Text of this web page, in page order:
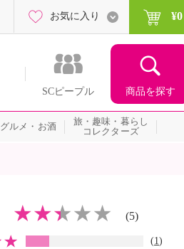
SCピープル 商品を探す
お気に入り ¥0
グルメ・お酒
旅・趣味・暮らし
コレクターズ
(5)
(1 )